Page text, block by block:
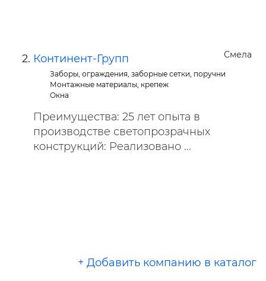
Смела
Континент-Групп
Заборы, ограждения, заборные сетки, поручни
Монтажные материалы, крепеж
Окна
Преимущества: 25 лет опыта в
производстве светопрозрачных
конструкций: Реализовано ...
+ Добавить компанию в каталог